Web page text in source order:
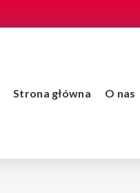
Strona główna O nas